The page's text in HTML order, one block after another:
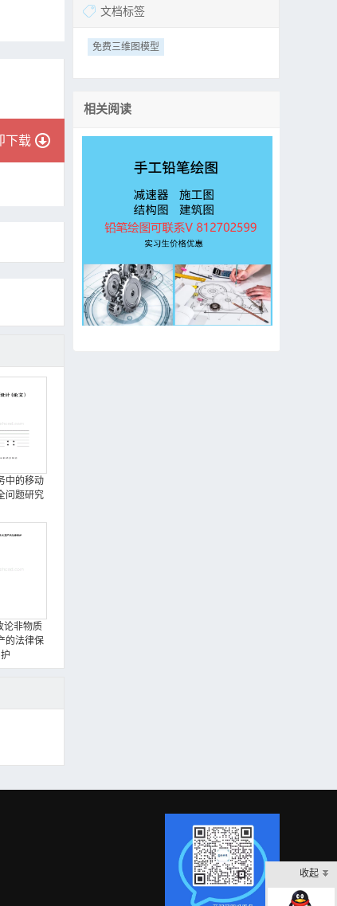
下载
中的移动
问题研究
论非物质
的法律保
护
文档标签
免费三维图模型
相关阅读
收起